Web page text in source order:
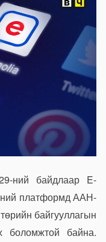
ний байдлаар E-
платформд ААН-
байгууллагын
боломжтой байна.